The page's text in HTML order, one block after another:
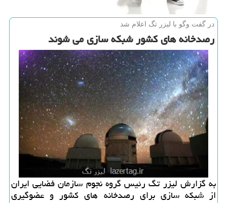
در گفت وگو با لیزر تگ اعلام شد
رصدخانه های كشور شبكه سازی می‎ شوند
به گزارش لیزر تگ رئیس گروه نجوم سازمان فضایی ایران
از شبكه سازی برای رصدخانه های كشور و عضوگیری